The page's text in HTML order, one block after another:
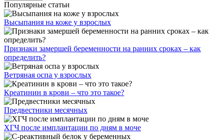
Популярные статьи
Высыпания на коже у взрослых
Признаки замершей беременности на ранних сроках – как
определить?
Ветряная оспа у взрослых
Креатинин в крови – что это такое?
Предвестники месячных
ХГЧ после имплантации по дням в моче